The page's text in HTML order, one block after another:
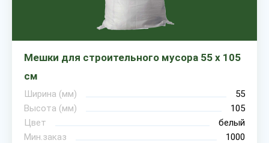
Мешки для строительного мусора 55 х 105
см
Ширина (мм)
55
Высота (мм)
105
Цвет
белый
Мин.заказ
1000